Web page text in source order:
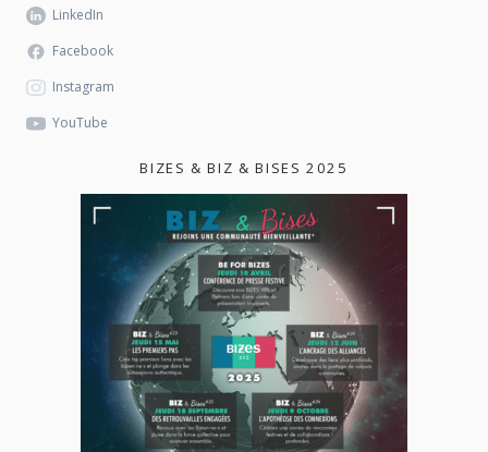
LinkedIn
Facebook
Instagram
YouTube
BIZES & BIZ & BISES 2025